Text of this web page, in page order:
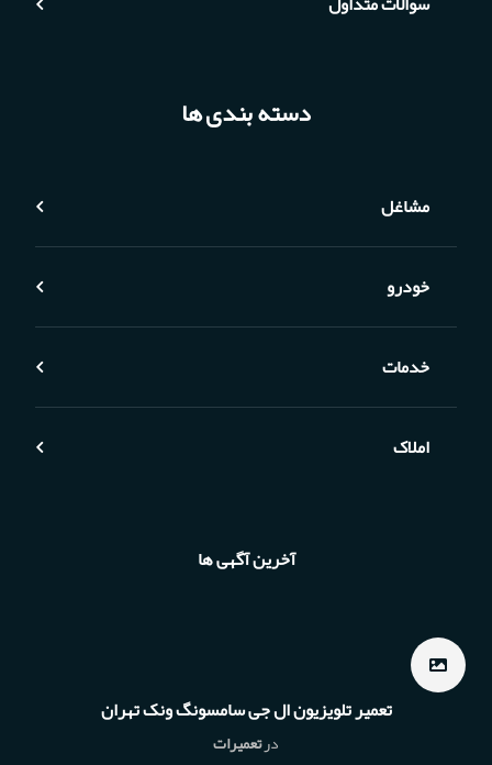
دسته بندی ها
مشاغل
خودرو
خدمات
املاک
آخرین آگهی ها
تعمیر تلویزیون ال جی سامسونگ ونک تهران
درتعمیرات